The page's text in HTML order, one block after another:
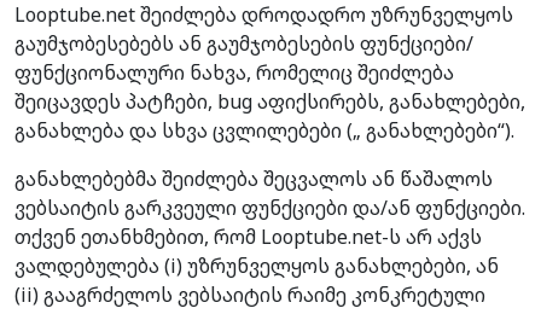
Looptube.net შეიძლება დროდადრო უზრუნველყოს
გაუმჯობესებებს ან გაუმჯობესების ფუნქციები/
ფუნქციონალური ნახვა, რომელიც შეიძლება
შეიცავდეს პატჩები, bug აფიქსირებს, განახლებები,
განახლება და სხვა ცვლილებები („ განახლებები“).
განახლებებმა შეიძლება შეცვალოს ან წაშალოს
ვებსაიტის გარკვეული ფუნქციები და/ან ფუნქციები.
თქვენ ეთანხმებით, რომ Looptube.net-ს არ აქვს
ვალდებულება (i) უზრუნველყოს განახლებები, ან
(ii) გააგრძელოს ვებსაიტის რაიმე კონკრეტული